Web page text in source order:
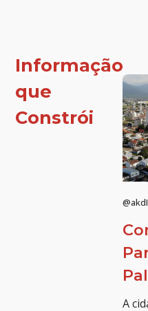
Informação
que
Constrói
A